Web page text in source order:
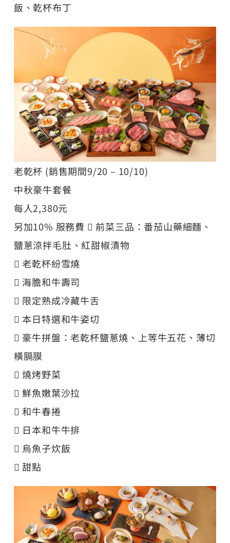
飯、乾杯布丁
老乾杯 (銷售期間9/20 – 10/10)
中秋豪牛套餐
每人2,380元
另加10% 服務費  前菜三品：番茄山藥細麵、
鹽蔥涼拌毛肚、紅甜椒漬物
 老乾杯紛雪燒
 海膽和牛壽司
 限定熟成冷藏牛舌
 本日特選和牛姿切
 豪牛拼盤：老乾杯鹽蔥燒、上等牛五花、薄切
橫膈膜
 燒烤野菜
 鮮魚嫩葉沙拉
 和牛春捲
 日本和牛牛排
 烏魚子炊飯
 甜點